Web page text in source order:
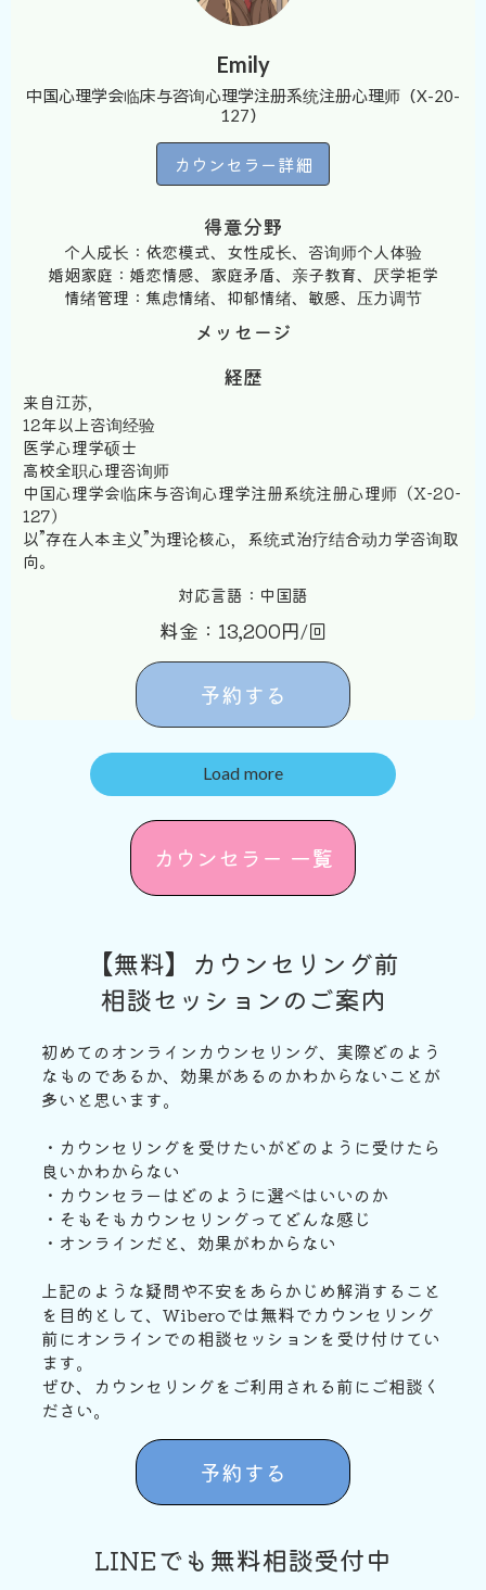
Emily
中国心理学会临床与咨询心理学注册系统注册心理师（X-20-
127）
カウンセラー詳細
得意分野
个人成长：依恋模式、女性成长、咨询师个人体验
婚姻家庭：婚恋情感、家庭矛盾、亲子教育、厌学拒学
情绪管理：焦虑情绪、抑郁情绪、敏感、压力调节
メッセージ
経歴
来自江苏，
12年以上咨询经验
医学心理学硕士
高校全职心理咨询师
中国心理学会临床与咨询心理学注册系统注册心理师（X-20-
127）
以”存在人本主义”为理论核心，系统式治疗结合动力学咨询取
向。
対応言語：中国語
料金：13,200円/回
予約する
Load more
カウンセラー 一覧
【無料】カウンセリング前
相談セッションのご案内
初めてのオンラインカウンセリング、実際どのよう
なものであるか、効果があるのかわからないことが
多いと思います。
・カウンセリングを受けたいがどのように受けたら
良いかわからない
・カウンセラーはどのように選べはいいのか
・そもそもカウンセリングってどんな感じ
・オンラインだと、効果がわからない
上記のような疑問や不安をあらかじめ解消すること
を目的として、Wiberoでは無料でカウンセリング
前にオンラインでの相談セッションを受け付けてい
ます。
ぜひ、カウンセリングをご利用される前にご相談く
ださい。
予約する
LINEでも無料相談受付中